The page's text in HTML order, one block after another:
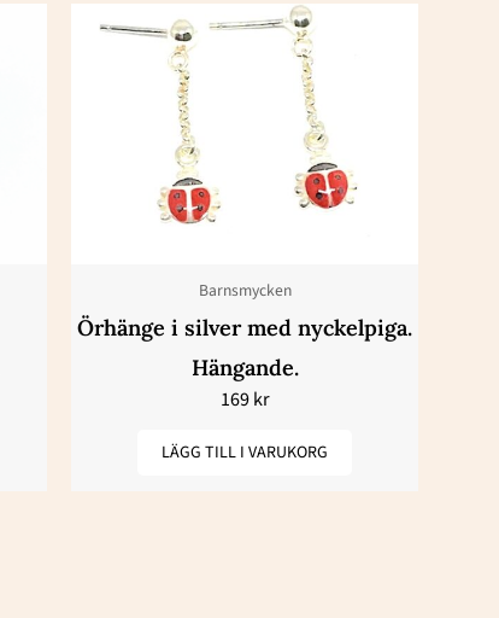
Barnsmycken
Örhänge i silver med nyckelpiga.
Hängande.
169kr
LÄGG TILL I VARUKORG